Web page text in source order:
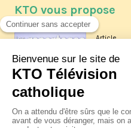
KTO vous propose
Article
Les
La
XIV à
jeudi 6